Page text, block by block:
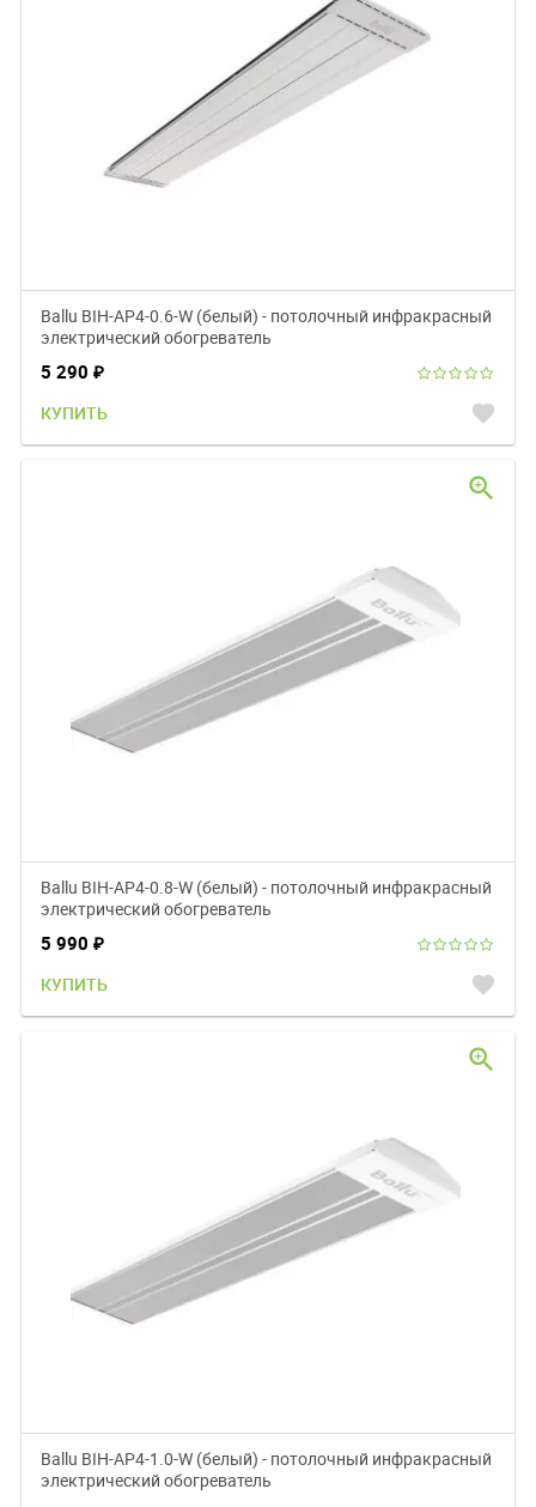
Ballu BIH-AP4-0.6-W (белый) - потолочный инфракрасный
электрический обогреватель
5 290 ₽
КУПИТЬ favorite
Ballu BIH-AP4-0.8-W (белый) - потолочный инфракрасный
электрический обогреватель
5 990 ₽
КУПИТЬ favorite
zoom_in
Ballu BIH-AP4-1.0-W (белый) - потолочный инфракрасный
электрический обогреватель
zoom_in